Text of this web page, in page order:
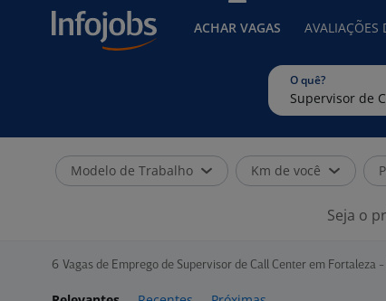
ACHAR VAGAS AVALIAÇÕES
O quê?
Modelo de Trabalho Km de você
Seja o
6 Vagas de Emprego de Supervisor de Call Center em Fortaleza -